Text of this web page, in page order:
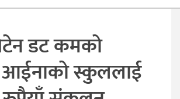
डट कमको
स्कुललाई